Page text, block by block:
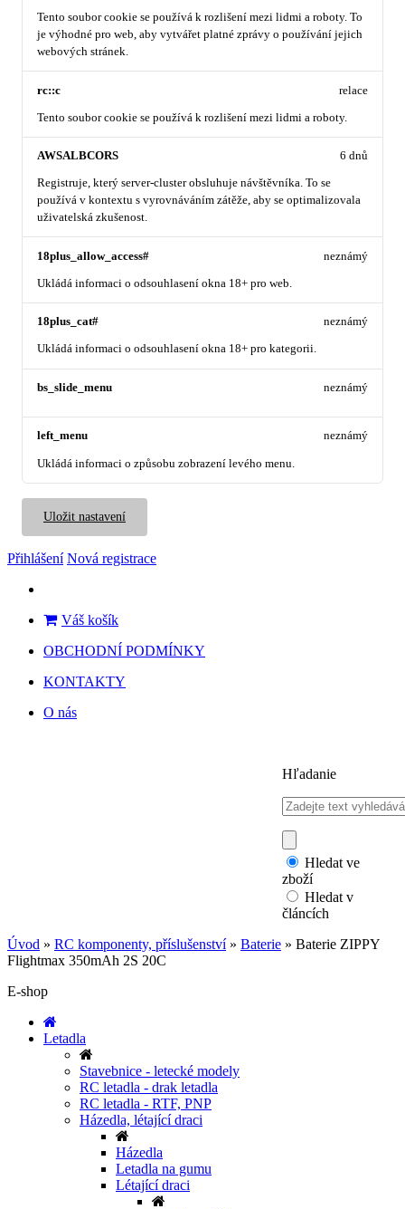
Tento soubor cookie se používá k rozlišení mezi lidmi a roboty. To
je výhodné pro web, aby vytvářet platné zprávy o používání jejich
webových stránek.
rc::c
Tento soubor cookie se používá k rozlišení mezi lidmi a roboty.
relace
AWSALBCORS
Registruje, který server-cluster obsluhuje návštěvníka. To se
používá v kontextu s vyrovnáváním zátěže, aby se optimalizovala
uživatelská zkušenost.
6 dnů
18plus_allow_access#
Ukládá informaci o odsouhlasení okna 18+ pro web.
neznámý
18plus_cat#
Ukládá informaci o odsouhlasení okna 18+ pro kategorii.
neznámý
bs_slide_menu neznámý
left_menu
Ukládá informaci o způsobu zobrazení levého menu.
neznámý
Uložit nastavení
Přihlášení Nová registrace
Váš košík
OBCHODNÍ PODMÍNKY
KONTAKTY
O nás
Hľadanie
Hledat ve
zboží
Hledat v
článcích
Úvod » RC komponenty, příslušenství » Baterie » Baterie ZIPPY
Flightmax 350mAh 2S 20C
E-shop
Letadla
Stavebnice - letecké modely
RC letadla - drak letadla
RC letadla - RTF, PNP
Házedla, létající draci
Házedla
Letadla na gumu
Létající draci